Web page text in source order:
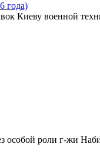
года)
Киеву военной
особой роли г-жи